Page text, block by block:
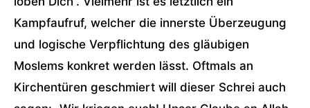
Kampfaufruf, welcher die innerste Überzeugung
und logische Verpflichtung des gläubigen
Moslems konkret werden lässt. Oftmals an
Kirchentüren geschmiert will dieser Schrei auch